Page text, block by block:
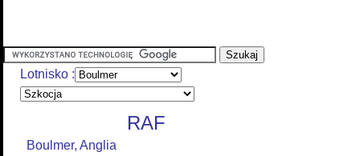
Lotnisko :
RAF
Boulmer, Anglia